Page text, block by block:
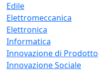
Edile
Elettromeccanica
Elettronica
Informatica
Innovazione di Prodotto
Innovazione Sociale